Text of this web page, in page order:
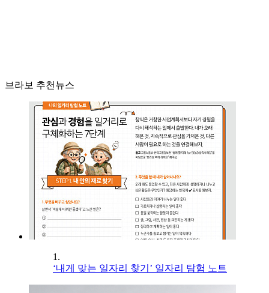
브라보 추천뉴스
1.
‘내게 맞는 일자리 찾기’ 일자리 탐험 노트